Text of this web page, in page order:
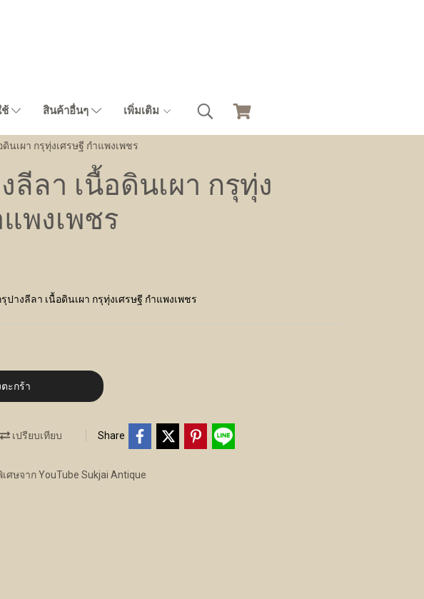
ช้ สินค้าอื่นๆ เพิ่มเติม
นเผา กรุทุ่งเศรษฐี กำแพงเพชร
ลีลา เนื้อดินเผา กรุทุ่ง
พงเพชร
ปางลีลา เนื้อดินเผา กรุทุ่งเศรษฐี กำแพงเพชร
ะกร้า
เปรียบเทียบ Share
เศษจาก YouTube Sukjai Antique